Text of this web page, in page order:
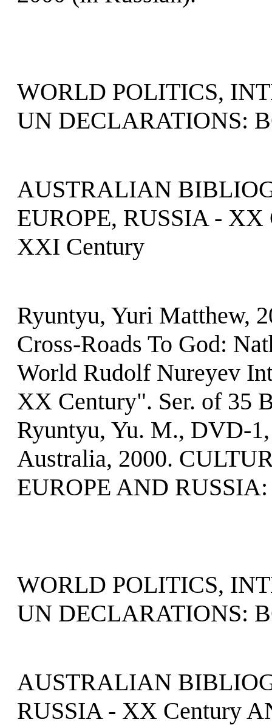
WORLD POLITICS,
UN DECLARATIONS:
AUSTRALIAN
EUROPE, RUSSIA -
XXI Century
Ryuntyu, Yuri Matthew,
Cross-Roads To God:
World Rudolf Nureyev
XX Century". Ser. of 35
Ryuntyu, Yu. M., DVD-
Australia, 2000.
EUROPE AND
WORLD POLITICS,
UN DECLARATIONS:
AUSTRALIAN
RUSSIA - XX Century